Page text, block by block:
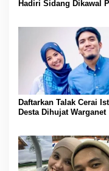
Hadiri Sidang Dikawal
Daftarkan Talak Cerai
Desta Dihujat Warganet